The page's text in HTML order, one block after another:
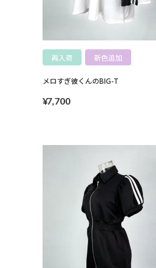
メロすぎ彼くんのBIG-T
再入荷 新色追加
¥7,700